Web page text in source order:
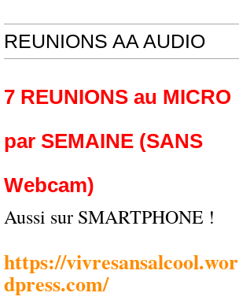
REUNIONS AA AUDIO
7 REUNIONS au MICRO
par SEMAINE (SANS
Webcam)
Aussi sur SMARTPHONE !
https://vivresansalcool.wor
dpress.com/